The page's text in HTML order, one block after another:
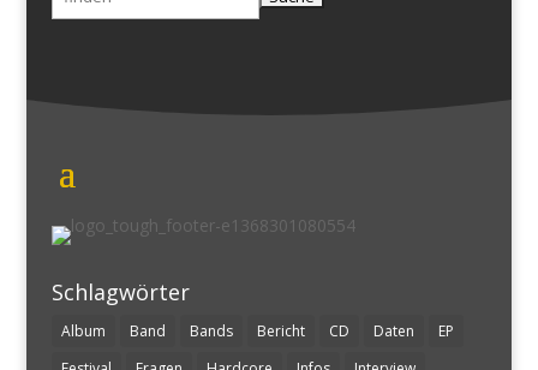
nach:
Schlagwörter
Album Band Bands Bericht CD Daten
EP